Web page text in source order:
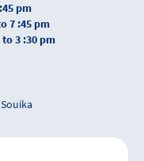
pm
7 :45 pm
to 3 :30 pm